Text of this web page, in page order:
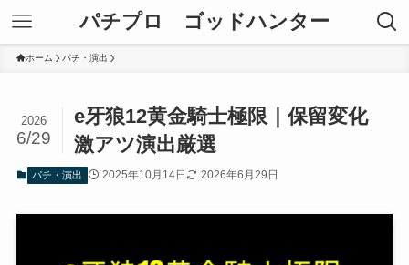
パチプロ ゴッドハンター
ホーム パチ・演出
e牙狼12黄金騎士極限｜保留変化
激アツ演出厳選
2026
6/29
パチ・演出 2025年10月14日 2026年6月29日